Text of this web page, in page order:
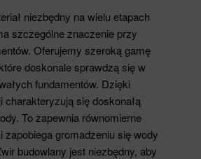
niezbędny na wielu etapach
szczególne znaczenie przy
Oferujemy szeroką gamę
doskonale sprawdzą się w
fundamentów. Dzięki
charakteryzują się doskonałą
To zapewnia równomierne
zapobiega gromadzeniu się wody
budowlany jest niezbędny, aby